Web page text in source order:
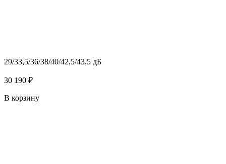
29/33,5/36/38/40/42,5/43,5 дБ
30 190 ₽
В корзину